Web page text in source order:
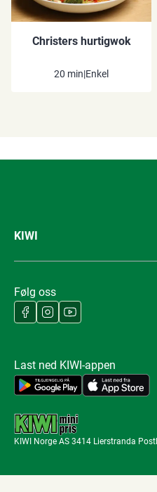
Christers hurtigwok
20 min|Enkel
KIWI
Følg oss
Last ned KIWI-appen
KIWI Norge AS 3414 Lierstranda